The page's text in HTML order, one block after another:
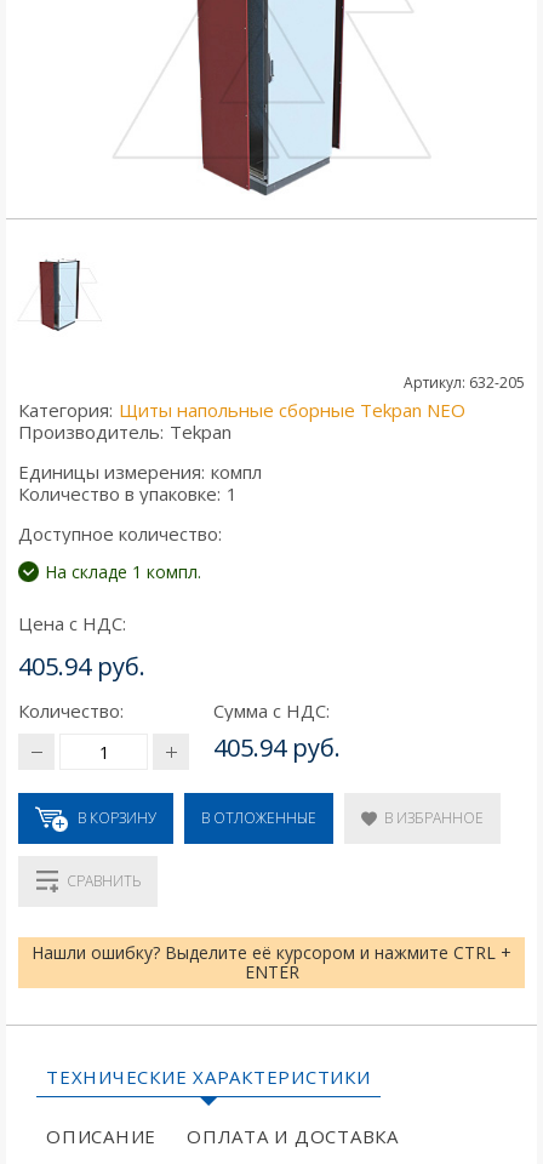
Артикул: 632-205
Категория: Щиты напольные сборные Tekpan NEO
Производитель: Tekpan
Единицы измерения: компл
Количество в упаковке: 1
Доступное количество:
На складе 1 компл.
Цена с НДС:
405.94 руб.
Количество: Сумма с НДС:
405.94 руб.
В КОРЗИНУ В ОТЛОЖЕННЫЕ В ИЗБРАННОЕ
СРАВНИТЬ
Нашли ошибку? Выделите её курсором и нажмите CTRL +
ENTER
ТЕХНИЧЕСКИЕ ХАРАКТЕРИСТИКИ
ОПИСАНИЕ ОПЛАТА И ДОСТАВКА